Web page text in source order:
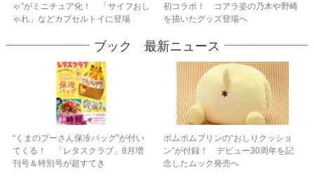
ゃ”がミニチュア化！ 「サイフおし
ゃれ」などカプセルトイに登場
初コラボ！ コアラ姿の乃木や野崎
を描いたグッズ登場へ
ブック 最新ニュース
“くまのプーさん保冷バッグ”が付い
てくる！ 「レタスクラブ」8月増
刊号＆特別号が超すてき
ポムポムプリンの“おしりクッショ
ン”が付録！ デビュー30周年を記
念したムック発売へ